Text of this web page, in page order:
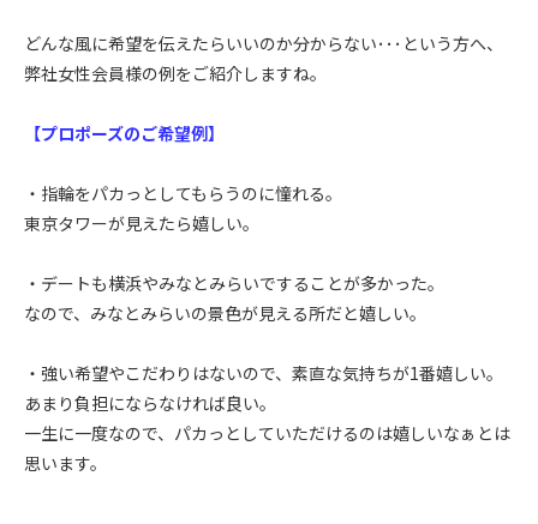
どんな風に希望を伝えたらいいのか分からない･･･という方へ、
弊社女性会員様の例をご紹介しますね。
【プロポーズのご希望例】
・指輪をパカっとしてもらうのに憧れる。
東京タワーが見えたら嬉しい。
・デートも横浜やみなとみらいですることが多かった。
なので、みなとみらいの景色が見える所だと嬉しい。
・強い希望やこだわりはないので、素直な気持ちが1番嬉しい。
あまり負担にならなければ良い。
一生に一度なので、パカっとしていただけるのは嬉しいなぁとは
思います。